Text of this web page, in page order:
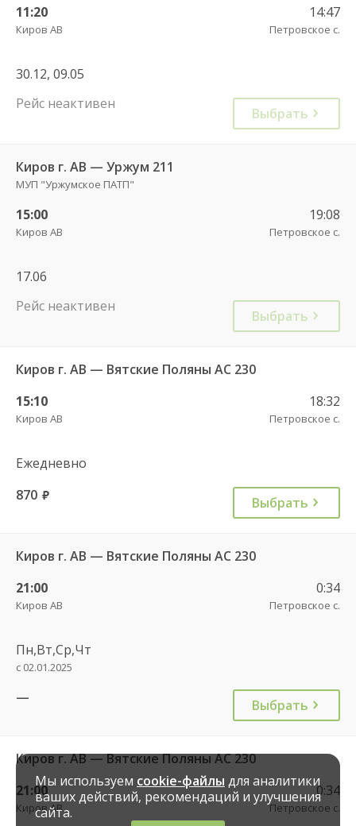
11:20
Киров АВ
14:47
Петровское с.
30.12, 09.05
Рейс неактивен
Выбрать
Киров г. АВ — Уржум 211
МУП "Уржумское ПАТП"
15:00
Киров АВ
19:08
Петровское с.
17.06
Рейс неактивен
Выбрать
Киров г. АВ — Вятские Поляны АС 230
15:10
Киров АВ
18:32
Петровское с.
Ежедневно
870 руб. Выбрать
Киров г. АВ — Вятские Поляны АС 230
21:00
Киров АВ
0:34
Петровское с.
Пн,Вт,Ср,Чт
с 02.01.2025
— Выбрать
Киров г. АВ — Вятские Поляны АС 230
21:00
Киров АВ
0:34
Петровское с.
Мы используем cookie-файлы для аналитики
ваших действий, рекомендаций и улучшения
сайта.